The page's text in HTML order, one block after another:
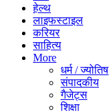
हेल्थ
लाइफस्टाइल
करियर
साहित्य
More
धर्म / ज्योतिष
संपादकीय
गैजेट्स
शिक्षा